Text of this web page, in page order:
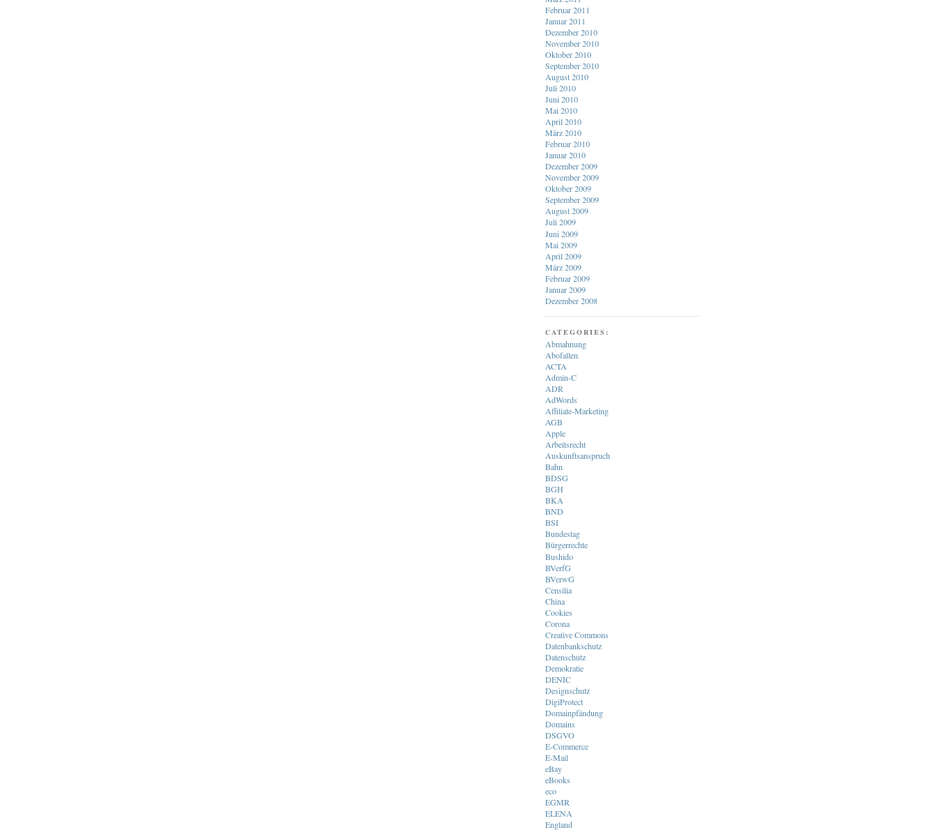
Februar 2011
Januar 2011
Dezember 2010
November 2010
Oktober 2010
September 2010
August 2010
Juli 2010
Juni 2010
Mai 2010
April 2010
März 2010
Februar 2010
Januar 2010
Dezember 2009
November 2009
Oktober 2009
September 2009
August 2009
Juli 2009
Juni 2009
Mai 2009
April 2009
März 2009
Februar 2009
Januar 2009
Dezember 2008
CATEGORIES:
Abmahnung
Abofallen
ACTA
Admin-C
ADR
AdWords
Affiliate-Marketing
AGB
Apple
Arbeitsrecht
Auskunftsanspruch
Bahn
BDSG
BGH
BKA
BND
BSI
Bundestag
Bürgerrechte
Bushido
BVerfG
BVerwG
Censilia
China
Cookies
Corona
Creative Commons
Datenbankschutz
Datenschutz
Demokratie
DENIC
Designschutz
DigiProtect
Domainpfändung
Domains
DSGVO
E-Commerce
E-Mail
eBay
eBooks
eco
EGMR
ELENA
England